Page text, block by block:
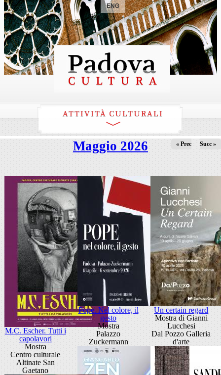
ENG
ATTIVITÀ CULTURALI
Maggio 2026 « Prec Succ »
M.C. Escher. Tutti i
capolavori
Mostra
Centro culturale
Altinate San
Gaetano
Pope. Nel colore, il
gesto
Mostra
Palazzo
Zuckermann
Un certain regard
Mostra di Gianni
Lucchesi
Dal Pozzo Galleria
d'arte